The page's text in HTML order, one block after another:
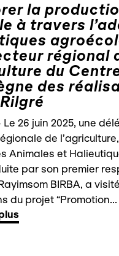
la
à travers
régional
du
des
Le 26 juin 2025, une
de
Animales et
par son premier
BIRBA, a
du projet “Promotion...